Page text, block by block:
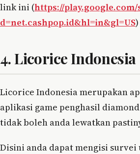
link ini (https://
d=net.cashpop.id&hl=in&gl=US)
4. Licorice Indonesia
Licorice Indonesia merupakan
aplikasi game penghasil
tidak boleh anda lewatkan
Disini anda dapat mengisi survei